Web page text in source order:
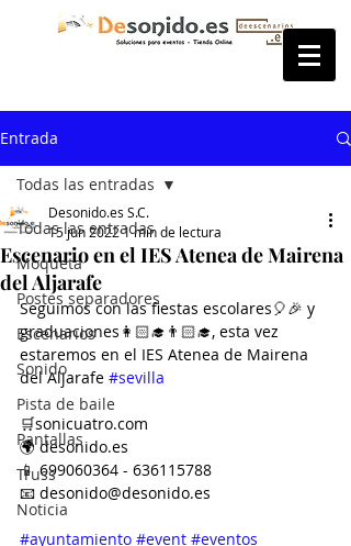
Entrada
Todas las entradas
Moqueta
Postes separadores
Escenarios
Sonido
Pista de baile
Pantallas
Truss
Noticia
Todas las entradas
Escenario en el IES Atenea de Mairena
del Aljarafe
Desonido.es S.C.
15 jun 20221 min de lectura
Seguimos con las fiestas escolares🎈🎉 y
graduaciones👩🏻‍🎓👨🏻‍🎓, esta vez
estaremos en el IES Atenea de Mairena
del Aljarafe #sevilla
🛒sonicuatro.com
🌍 desonido.es
📱 699060364 - 636115788
📧 desonido@desonido.es
#ayuntamiento #event #eventos